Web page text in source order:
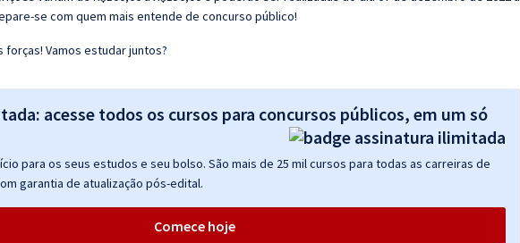
se com quem mais entende de concurso público!
forças! Vamos estudar juntos?
acesse todos os cursos para concursos públicos, em um só
para os seus estudos e seu bolso. São mais de 25 mil cursos para todas as carreiras de
garantia de atualização pós-edital.
Comece hoje